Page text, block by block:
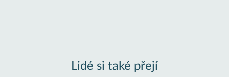
Lidé si také přejí